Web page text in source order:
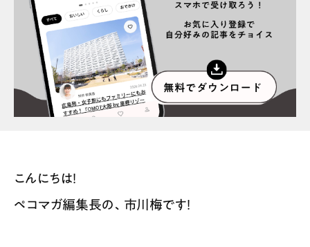
プライバシーポリシー インフォマティブデータポリシー
お問合せ 利用規約
こんにちは！
ペコマガ編集長の、市川梅です！